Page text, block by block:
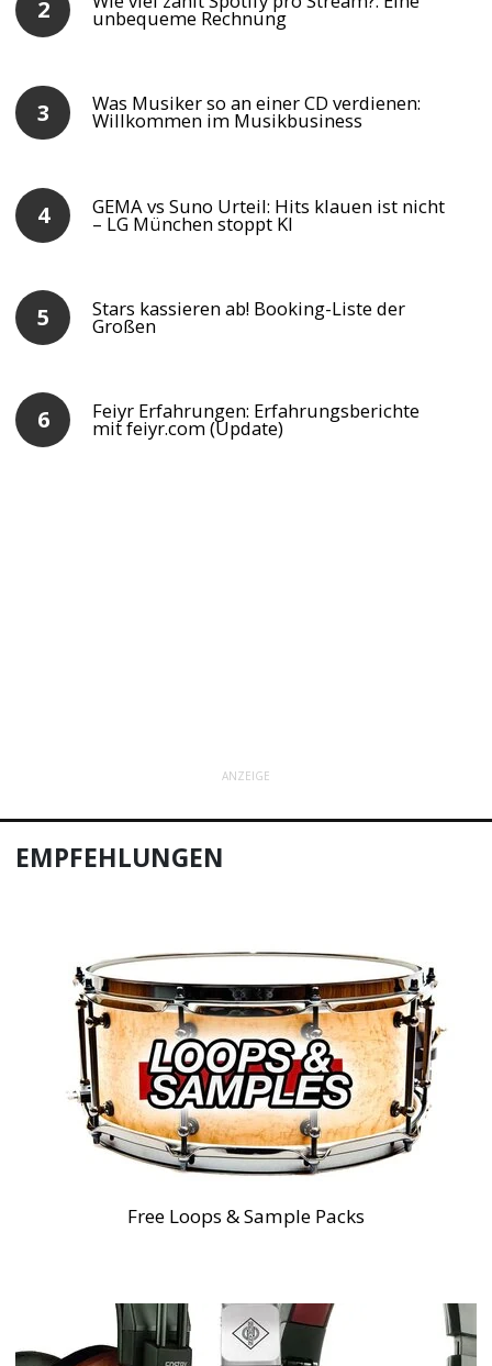
unbequeme Rechnung
Was Musiker so an einer CD verdienen:
Willkommen im Musikbusiness
GEMA vs Suno Urteil: Hits klauen ist nicht
– LG München stoppt KI
Stars kassieren ab! Booking-Liste der
Großen
Feiyr Erfahrungen: Erfahrungsberichte
mit feiyr.com (Update)
ANZEIGE
EMPFEHLUNGEN
Free Loops & Sample Packs